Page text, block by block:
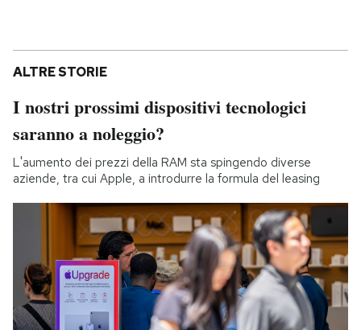
ALTRE STORIE
I nostri prossimi dispositivi tecnologici
saranno a noleggio?
L'aumento dei prezzi della RAM sta spingendo diverse
aziende, tra cui Apple, a introdurre la formula del leasing